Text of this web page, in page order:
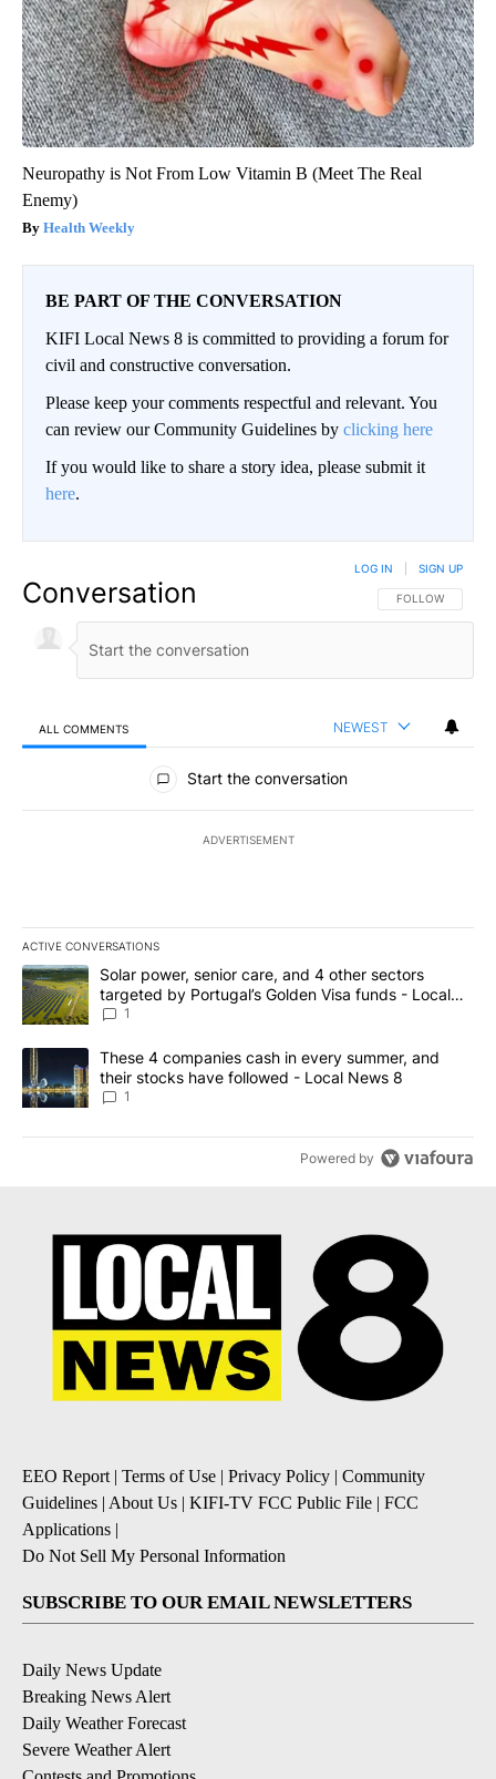
Neuropathy is Not From Low Vitamin B (Meet The Real
Enemy)
Health Weekly
BE PART OF THE CONVERSATION
KIFI Local News 8 is committed to providing a forum for
civil and constructive conversation.
Please keep your comments respectful and relevant. You
can review our Community Guidelines by clicking here
If you would like to share a story idea, please submit it
here.
Conversation FOLLOW THIS
FOLLOW
LOG IN SIGN UP
ALL COMMENTS NEWEST
All Comments
Start the conversation
ADVERTISEMENT
ACTIVE CONVERSATIONS
The following is a list of the most commented articles in the last
A trending article titled "Solar power, senior care, and 4 other
Solar power, senior care, and 4 other sectors
targeted by Portugal’s Golden Visa funds - Local
News 8
1
A trending article titled "These 4 companies cash in every
These 4 companies cash in every summer, and
their stocks have followed - Local News 8
1
Powered by
EEO Report| Terms of Use | Privacy Policy | Community
Guidelines | About Us | KIFI-TV FCC Public File | FCC
Applications |
Do Not Sell My Personal Information
SUBSCRIBE TO OUR EMAIL NEWSLETTERS
Daily News Update
Breaking News Alert
Daily Weather Forecast
Severe Weather Alert